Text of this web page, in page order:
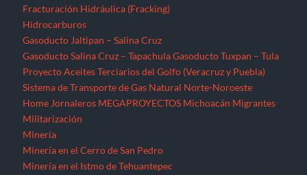
Fracturación Hidráulica (Fracking)
Hidrocarburos
Gasoducto Jaltipan – Salina Cruz
Gasoducto Salina Cruz – Tapachula Gasoducto Tuxpan – Tula
Proyecto Aceites Terciarios del Golfo (Veracruz y Puebla)
Sistema de Transporte de Gas Natural Norte-Noroeste
Home Jornaleros MEGAPROYECTOS Michoacán Migrantes
Militarización
Minería
Minería en el Cerro de San Pedro
Minería en el Istmo de Tehuantepec